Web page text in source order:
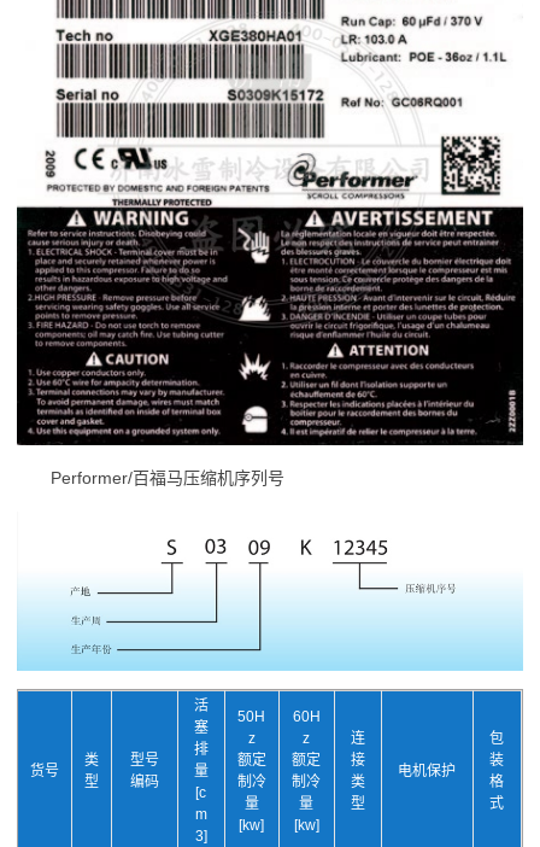
Performer/百福马压缩机序列号
货号
类
型
型号
编码
活
塞
排
量
[c
m
3]
50H
z
额定
制冷
量
[kw]
60H
z
额定
制冷
量
[kw]
连
接
类
型
电机保护
包
装
格
式